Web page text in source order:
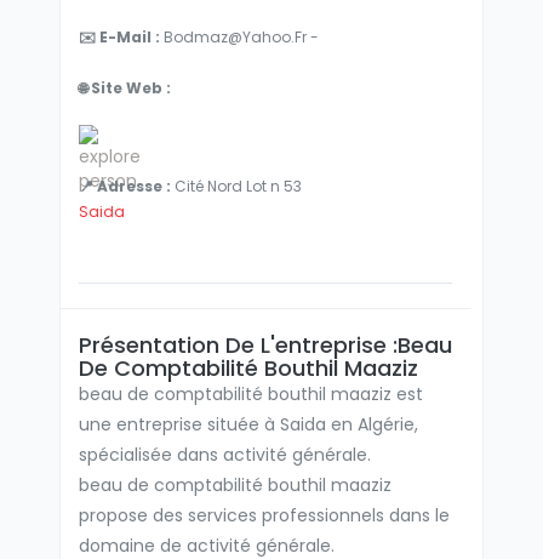
✉️ E-Mail : Bodmaz@yahoo.fr -
🌐 Site Web :
📍 Adresse : Cité Nord Lot n 53
Saida
Présentation De L'entreprise :beau
De Comptabilité Bouthil Maaziz
beau de comptabilité bouthil maaziz est
une entreprise située à Saida en Algérie,
spécialisée dans activité générale.
beau de comptabilité bouthil maaziz
propose des services professionnels dans le
domaine de activité générale.